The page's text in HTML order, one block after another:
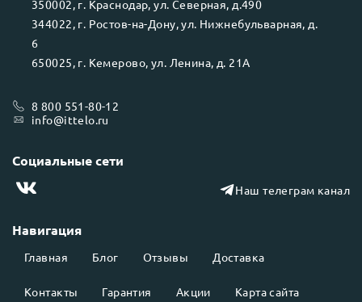
Навигация
Главная Блог Отзывы Доставка
Контакты Гарантия Акции Карта сайта
350002, г. Краснодар, ул. Северная, д.490
344022, г. Ростов-на-Дону, ул. Нижнебульварная, д.
6
650025, г. Кемерово, ул. Ленина, д. 21А
8 800 551-80-12
info@ittelo.ru
Социальные сети
Наш телеграм канал